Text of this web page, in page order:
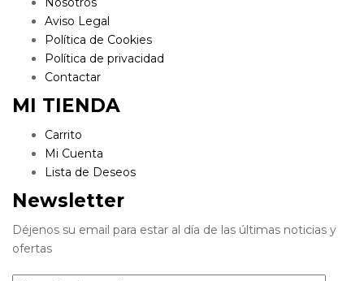
Aviso Legal
Política de Cookies
Política de privacidad
Contactar
MI TIENDA
Carrito
Mi Cuenta
Lista de Deseos
Newsletter
Déjenos su email para estar al día de las últimas noticias y
ofertas